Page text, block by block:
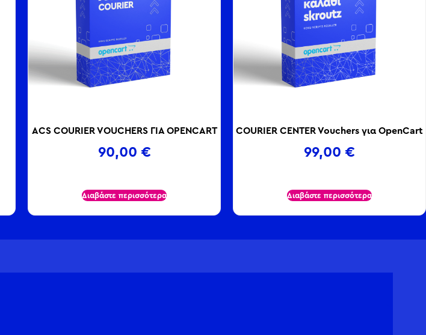
ACS COURIER VOUCHERS ΓΙΑ OPENCART
90,00 €
Διαβάστε περισσότερα
COURIER CENTER Vouchers για OpenCart
99,00 €
Διαβάστε περισσότερα